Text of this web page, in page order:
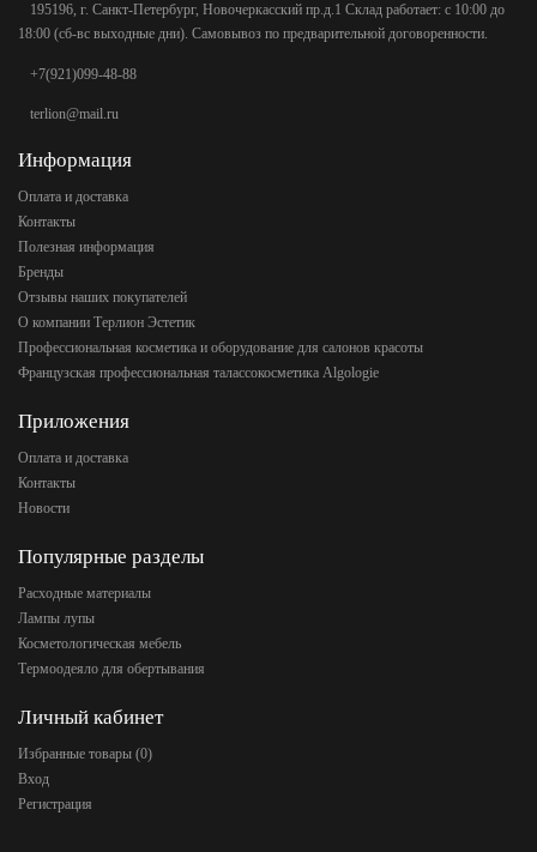
195196, г. Санкт-Петербург, Новочеркасский пр.д.1 Склад работает: с 10:00 до
18:00 (сб-вс выходные дни). Самовывоз по предварительной договоренности.
+7(921)099-48-88
terlion@mail.ru
Информация
Оплата и доставка
Контакты
Полезная информация
Бренды
Отзывы наших покупателей
О компании Терлион Эстетик
Профессиональная косметика и оборудование для салонов красоты
Французская профессиональная талассокосметика Algologie
Приложения
Оплата и доставка
Контакты
Новости
Популярные разделы
Расходные материалы
Лампы лупы
Косметологическая мебель
Термоодеяло для обертывания
Личный кабинет
Избранные товары (0)
Вход
Регистрация